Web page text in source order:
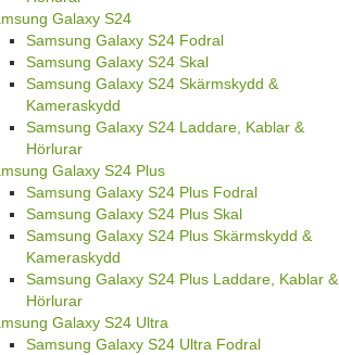
Galaxy S24
Samsung Galaxy S24 Fodral
Samsung Galaxy S24 Skal
Samsung Galaxy S24 Skärmskydd &
Kameraskydd
Samsung Galaxy S24 Laddare, Kablar &
Hörlurar
Galaxy S24 Plus
Samsung Galaxy S24 Plus Fodral
Samsung Galaxy S24 Plus Skal
Samsung Galaxy S24 Plus Skärmskydd &
Kameraskydd
Samsung Galaxy S24 Plus Laddare, Kablar &
Hörlurar
Galaxy S24 Ultra
Samsung Galaxy S24 Ultra Fodral